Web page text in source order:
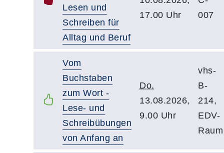
Lesen und
Schreiben für
Alltag und Beruf
17.00 Uhr
007
Vom
Buchstaben
zum Wort -
Lese- und
Schreibübungen
von Anfang an
Do.
13.08.2026,
9.00 Uhr
vhs-
B-
214,
EDV-
Raum